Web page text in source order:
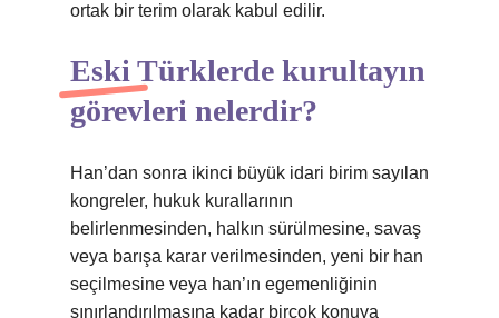
ortak bir terim olarak kabul edilir.
Eski Türklerde kurultayın
görevleri nelerdir?
Han’dan sonra ikinci büyük idari birim sayılan
kongreler, hukuk kurallarının
belirlenmesinden, halkın sürülmesine, savaş
veya barışa karar verilmesinden, yeni bir han
seçilmesine veya han’ın egemenliğinin
sınırlandırılmasına kadar birçok konuya